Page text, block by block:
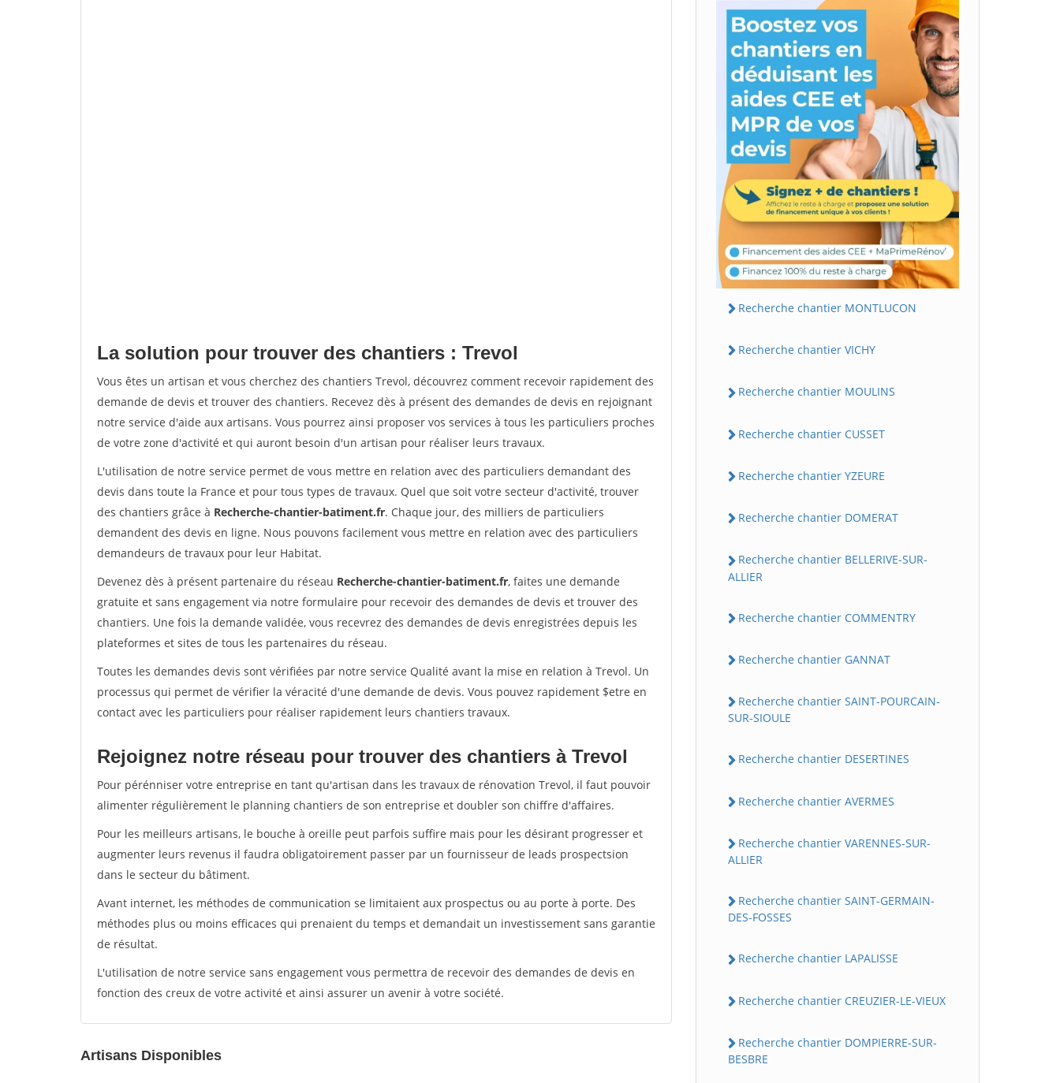
La solution pour trouver des chantiers : Trevol
Vous êtes un artisan et vous cherchez des chantiers Trevol, découvrez comment recevoir rapidement des
demande de devis et trouver des chantiers. Recevez dès à présent des demandes de devis en rejoignant
notre service d'aide aux artisans. Vous pourrez ainsi proposer vos services à tous les particuliers proches
de votre zone d'activité et qui auront besoin d'un artisan pour réaliser leurs travaux.
L'utilisation de notre service permet de vous mettre en relation avec des particuliers demandant des
devis dans toute la France et pour tous types de travaux. Quel que soit votre secteur d'activité, trouver
des chantiers grâce à Recherche-chantier-batiment.fr. Chaque jour, des milliers de particuliers
demandent des devis en ligne. Nous pouvons facilement vous mettre en relation avec des particuliers
demandeurs de travaux pour leur Habitat.
Devenez dès à présent partenaire du réseau Recherche-chantier-batiment.fr, faites une demande
gratuite et sans engagement via notre formulaire pour recevoir des demandes de devis et trouver des
chantiers. Une fois la demande validée, vous recevrez des demandes de devis enregistrées depuis les
plateformes et sites de tous les partenaires du réseau.
Toutes les demandes devis sont vérifiées par notre service Qualité avant la mise en relation à Trevol. Un
processus qui permet de vérifier la véracité d'une demande de devis. Vous pouvez rapidement $etre en
contact avec les particuliers pour réaliser rapidement leurs chantiers travaux.
Rejoignez notre réseau pour trouver des chantiers à Trevol
Pour pérénniser votre entreprise en tant qu'artisan dans les travaux de rénovation Trevol, il faut pouvoir
alimenter régulièrement le planning chantiers de son entreprise et doubler son chiffre d'affaires.
Pour les meilleurs artisans, le bouche à oreille peut parfois suffire mais pour les désirant progresser et
augmenter leurs revenus il faudra obligatoirement passer par un fournisseur de leads prospectsion
dans le secteur du bâtiment.
Avant internet, les méthodes de communication se limitaient aux prospectus ou au porte à porte. Des
méthodes plus ou moins efficaces qui prenaient du temps et demandait un investissement sans garantie
de résultat.
L'utilisation de notre service sans engagement vous permettra de recevoir des demandes de devis en
fonction des creux de votre activité et ainsi assurer un avenir à votre société.
Artisans Disponibles
Recherche chantier MONTLUCON
Recherche chantier VICHY
Recherche chantier MOULINS
Recherche chantier CUSSET
Recherche chantier YZEURE
Recherche chantier DOMERAT
Recherche chantier BELLERIVE-SUR-
ALLIER
Recherche chantier COMMENTRY
Recherche chantier GANNAT
Recherche chantier SAINT-POURCAIN-
SUR-SIOULE
Recherche chantier DESERTINES
Recherche chantier AVERMES
Recherche chantier VARENNES-SUR-
ALLIER
Recherche chantier SAINT-GERMAIN-
DES-FOSSES
Recherche chantier LAPALISSE
Recherche chantier CREUZIER-LE-VIEUX
Recherche chantier DOMPIERRE-SUR-
BESBRE